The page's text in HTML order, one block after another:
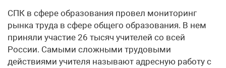
СПК в сфере образования провел мониторинг
рынка труда в сфере общего образования. В нем
приняли участие 26 тысяч учителей со всей
России. Самыми сложными трудовыми
действиями учителя называют адресную работу с